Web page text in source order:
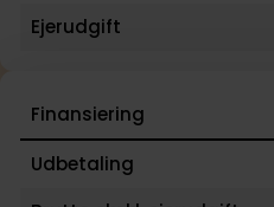
Ejerudgift
Finansiering
Udbetaling